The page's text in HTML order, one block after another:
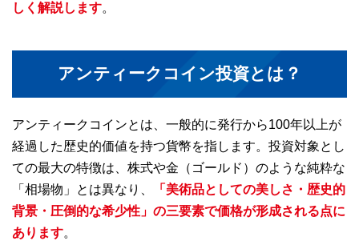
しく解説します。
アンティークコイン投資とは？
アンティークコインとは、一般的に発行から100年以上が
経過した歴史的価値を持つ貨幣を指します。投資対象とし
ての最大の特徴は、株式や金（ゴールド）のような純粋な
「相場物」とは異なり、
「美術品としての美しさ・歴史的
背景・圧倒的な希少性」の三要素で価格が形成される点に
あります。